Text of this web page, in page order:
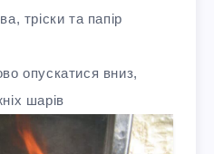
тріски та папір
опускатися вниз,
шарів